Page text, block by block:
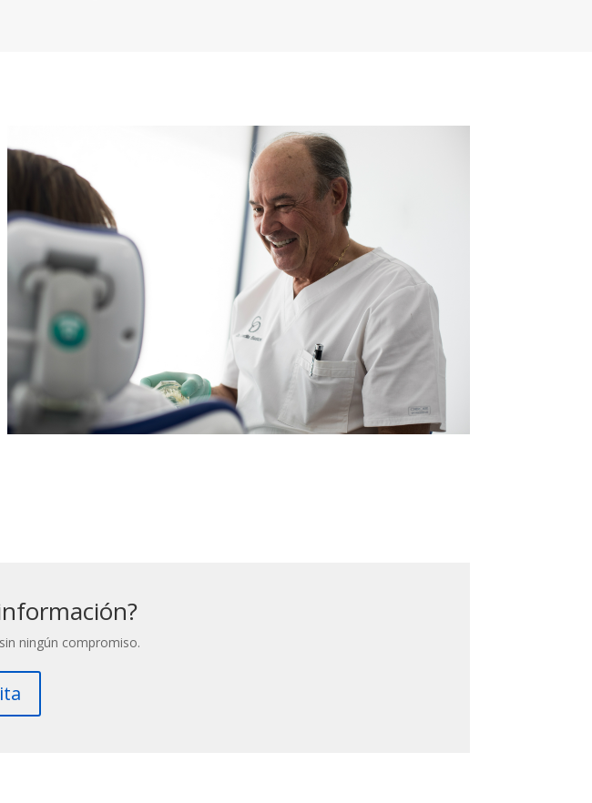
ningún compromiso.